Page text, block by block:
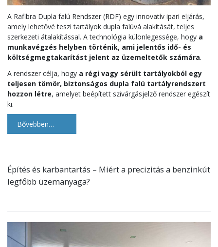
A Rafibra Dupla falú Rendszer (RDF) egy innovatív ipari eljárás,
amely lehetővé teszi tartályok dupla falúvá alakítását, teljes
szerkezeti átalakítással. A technológia különlegessége, hogy a
munkavégzés helyben történik, ami jelentős idő- és
költségmegtakarítást jelent az üzemeltetők számára.
A rendszer célja, hogy a régi vagy sérült tartályokból egy
teljesen tömör, biztonságos dupla falú tartályrendszert
hozzon létre, amelyet beépített szivárgásjelző rendszer egészít
ki.
Bővebben…
Építés és karbantartás – Miért a precizitás a benzinkút
legfőbb üzemanyaga?